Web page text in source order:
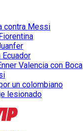
contra Messi
Ecuador
Valencia con Boca
un colombiano
lesionado